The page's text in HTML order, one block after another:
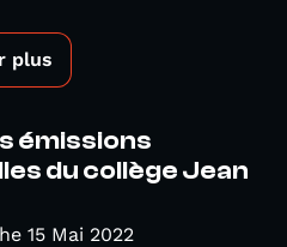
plus
émissions
du collège Jean
15 Mai 2022